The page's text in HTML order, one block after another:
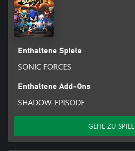
Enthaltene Spiele
SONIC FORCES
Enthaltene Add-Ons
SHADOW-EPISODE
GEHE ZU SPIEL